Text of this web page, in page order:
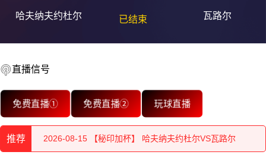
哈夫纳夫约杜尔 已结束 瓦路尔
直播信号
免费直播① 免费直播② 玩球直播
推荐
2026-08-15 【秘印加杯】 哈夫纳夫约杜尔VS瓦路尔
2026-08-15 【秘印加杯】 哈夫纳夫约杜尔VS瓦路尔